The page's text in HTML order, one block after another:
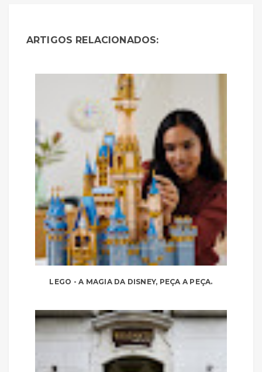
ARTIGOS RELACIONADOS:
LEGO - A MAGIA DA DISNEY, PEÇA A PEÇA.